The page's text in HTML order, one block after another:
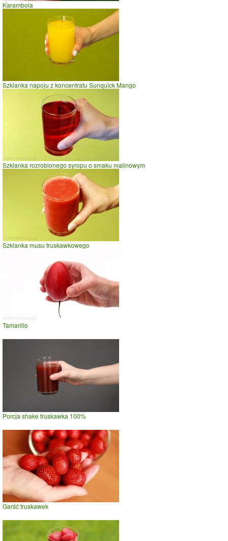
Karambola
Szklanka napoju z koncentratu Sunquick Mango
Szklanka rozrobionego syropu o smaku malinowym
Szklanka musu truskawkowego
Tamarillo
Porcja shake truskawka 100%
Garść truskawek